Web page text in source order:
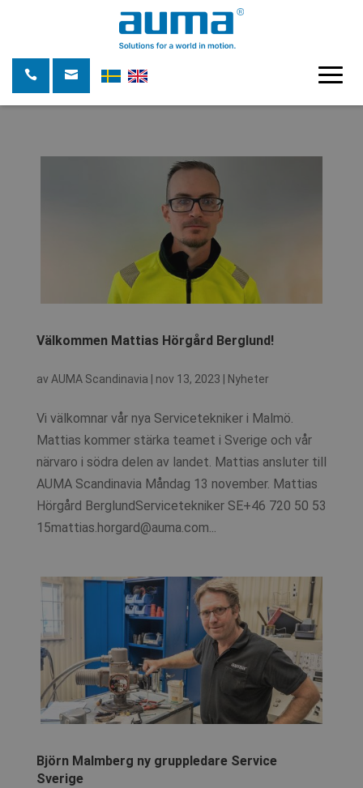
Välkommen Mattias Hörgård Berglund!
av AUMA Scandinavia nov 13, 2023 Nyheter
Vi välkomnar vår nya Servicetekniker i Malmö.
Mattias kommer stärka teamet i Sverige och vår
närvaro i södra delen av landet. Mattias ansluter till
AUMA Scandinavia Måndag 13 november. Mattias
Hörgård BerglundServicetekniker SE+46 720 50 53
15mattias.horgard@auma.com...
Björn Malmberg ny gruppledare Service
Sverige